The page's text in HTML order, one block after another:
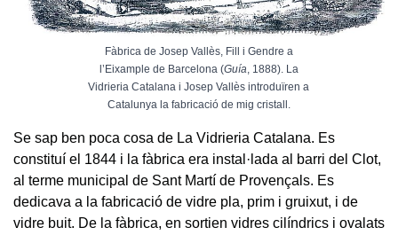
Fàbrica de Josep Vallès, Fill i Gendre a
l’Eixample de Barcelona (Guía , 1888). La
Vidrieria Catalana i Josep Vallès introduïren a
Catalunya la fabricació de mig cristall.
Se sap ben poca cosa de La Vidrieria Catalana. Es
constituí el 1844 i la fàbrica era instal·lada al barri del Clot,
al terme municipal de Sant Martí de Provençals. Es
dedicava a la fabricació de vidre pla, prim i gruixut, i de
vidre buit. De la fàbrica, en sortien vidres cilíndrics i ovalats